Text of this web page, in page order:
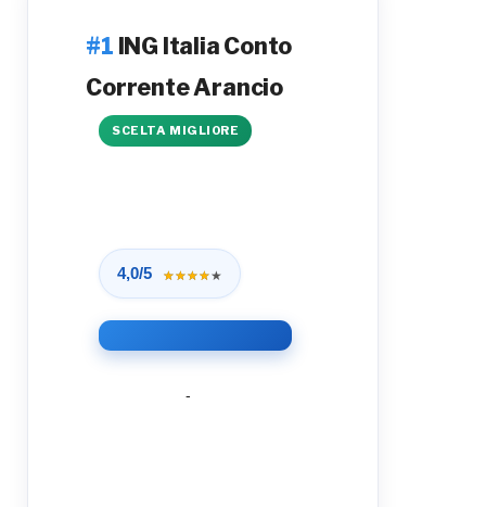
ING Italia Conto
Corrente Arancio
SCELTA MIGLIORE
4,0/5 ★★★★★
★★★★★
-